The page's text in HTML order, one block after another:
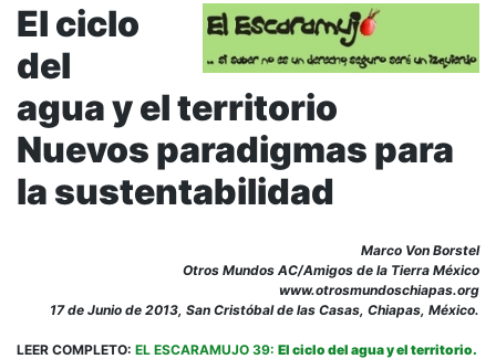
El ciclo
del
agua y el territorio
Nuevos paradigmas para
la sustentabilidad
Marco Von Borstel
Otros Mundos AC/Amigos de la Tierra México
www.otrosmundoschiapas.org
17 de Junio de 2013, San Cristóbal de las Casas, Chiapas, México.
LEER COMPLETO: EL ESCARAMUJO 39: El ciclo del agua y el territorio.